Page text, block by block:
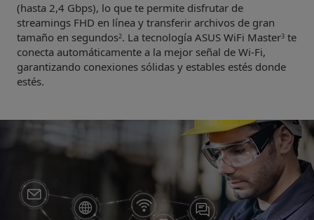
(hasta 2,4 Gbps), lo que te permite disfrutar de
streamings FHD en línea y transferir archivos de gran
tamaño en segundos2. La tecnología ASUS WiFi Master3 te
conecta automáticamente a la mejor señal de Wi-Fi,
garantizando conexiones sólidas y estables estés donde
estés.